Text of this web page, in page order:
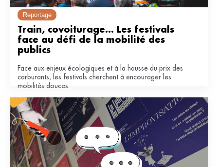
Reportage
Train, covoiturage... Les festivals
face au défi de la mobilité des
publics
Face aux enjeux écologiques et à la hausse du prix des
carburants, les festivals cherchent à encourager les
mobilités douces.